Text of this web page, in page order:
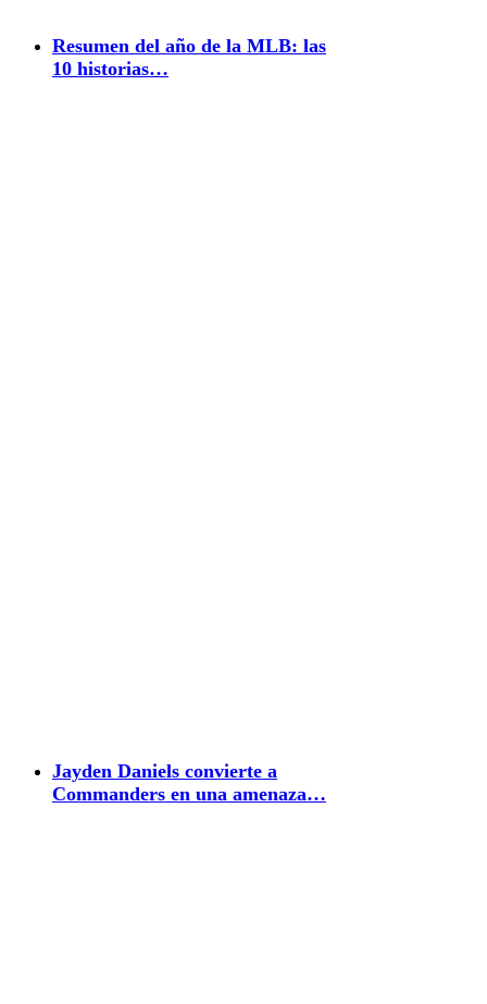
Resumen del año de la MLB: las
10 historias…
Jayden Daniels convierte a
Commanders en una amenaza…